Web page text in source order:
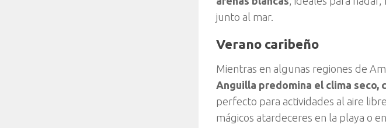
junto al mar.
Verano caribeño
Mientras en algunas regiones de
Anguilla predomina el clima seco,
perfecto para actividades al aire
mágicos atardeceres en la playa o